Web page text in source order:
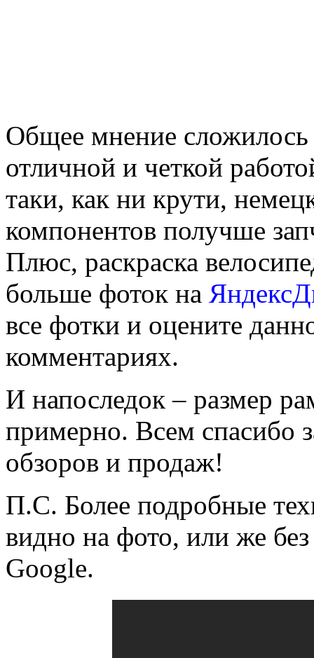
Общее мнение сложилось
отличной и четкой
таки, как ни крути,
компонентов получше
Плюс, раскраска
больше фоток на
все фотки и оцените
комментариях.
И напоследок – размер
примерно. Всем спасибо
обзоров и продаж!
П.С. Более подробные
видно на фото, или же
Google.